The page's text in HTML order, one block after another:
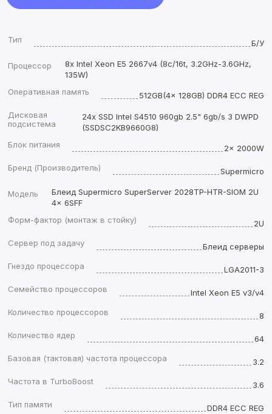
Тип Б/У
Процессор
8x Intel Xeon E5 2667v4 (8c/16t, 3.2GHz-3.6GHz,
135W)
Оперативная память
512GB(4x 128GB) DDR4 ECC REG
Дисковая
подсистема
24x SSD Intel S4510 960gb 2.5" 6gb/s 3 DWPD
(SSDSC2KB9660G8)
Блок питания
2x 2000W
Бренд (Производитель)
Supermicro
Модель
Блеид Supermicro SuperServer 2028TP-HTR-SIOM 2U
4x 6SFF
Форм-фактор (монтаж в стойку)
2U
Сервер под задачу
Блеид серверы
Гнездо процессора
LGA2011-3
Семейство процессоров
Intel Xeon E5 v3/v4
Количество процессоров
8
Количество ядер
64
Базовая (тактовая) частота процессора
3.2
Частота в TurboBoost
3.6
Тип памяти
DDR4 ECC REG